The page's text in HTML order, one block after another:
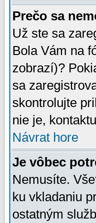
Prečo sa
Už ste sa
Bola Vám na
zobrazí)?
sa
skontrolujte
nie je,
Návrat hore
Je vôbec
Nemusíte.
ku vkladaniu
ostatným